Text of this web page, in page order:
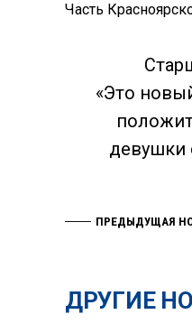
Часть
«Это
девушки
ПРЕДЫДУЩАЯ
ДРУГИЕ